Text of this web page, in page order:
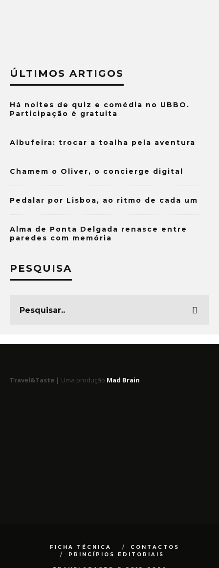
ÚLTIMOS ARTIGOS
Há noites de quiz e comédia no UBBO.
Participação é gratuita
Albufeira: trocar a toalha pela aventura
Chamem o Oliver, o concierge digital
Pedalar por Lisboa, ao ritmo de cada um
Alma de Ponta Delgada renasce entre
paredes com memória
PESQUISA
Travel&Taste | Uma produção Mad Brain
FICHA TÉCNICA
CONTACTOS
PRINCÍPIOS EDITORIAIS